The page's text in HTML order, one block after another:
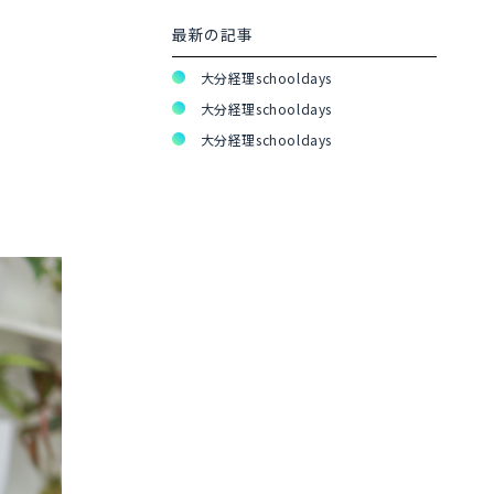
最新の記事
大分経理schooldays
大分経理schooldays
大分経理schooldays